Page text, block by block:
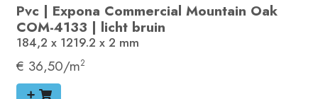
Pvc | Expona Commercial Mountain Oak
COM-4133 | licht bruin
184,2 x 1219.2 x 2 mm
€ 36,50/m2